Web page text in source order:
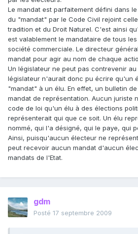
Le mandat est parfaitement défini dans
du "mandat" par le Code Civil rejoint
tradition et du Droit Naturel. C'est ainsi
est valablement le mandataire de tous
société commerciale. Le directeur
mandat pour agir au nom de chaque
Un législateur ne peut pas contrevenir au
législateur n'aurait donc pu écrire qu'un
"mandat" à un élu. En effet, un bulletin
mandat de représentation. Aucun juriste
code de loi qu'un élu à des élections
représenterait qui que ce soit. Un élu
nommé, qui l'a désigné, qui le paye, qui
Ainsi, puisqu'aucun électeur ne
peut recevoir aucun mandat d'aucun
mandats de l'Etat.
gdm
Posté 17 septembre 2009